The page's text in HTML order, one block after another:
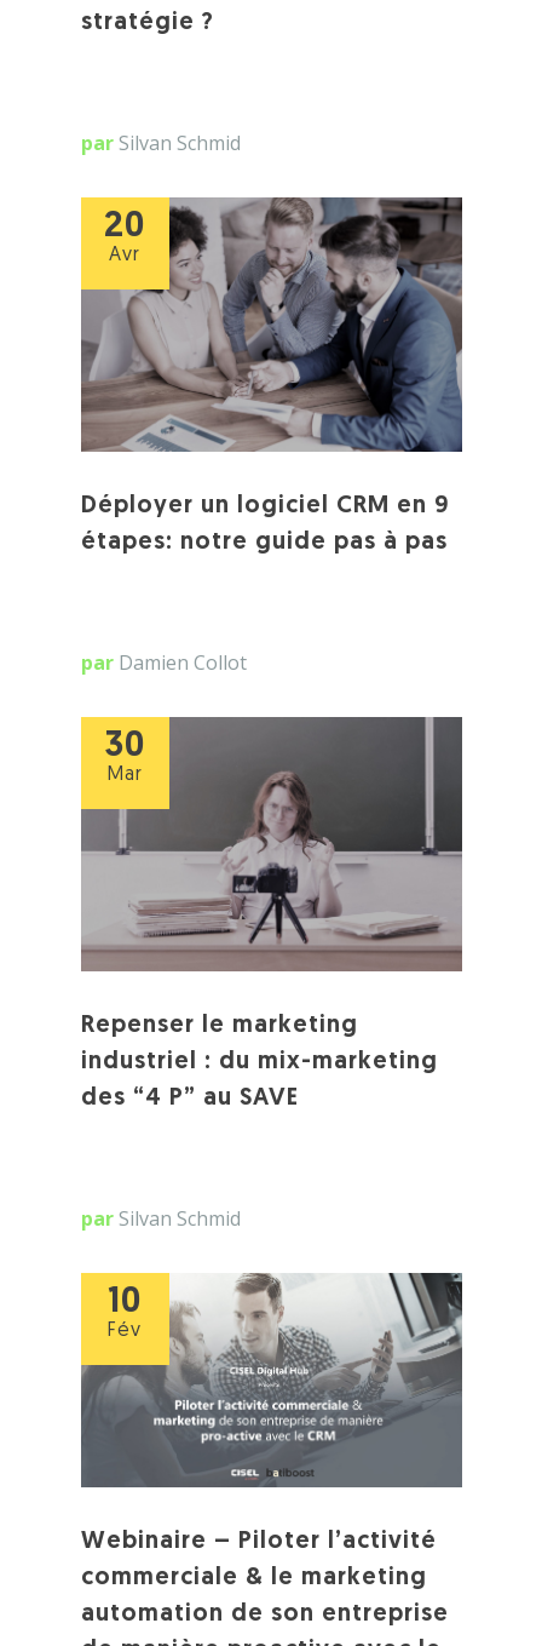
stratégie ?
par Silvan Schmid
20
Avr
Déployer un logiciel CRM en 9
étapes: notre guide pas à pas
par Damien Collot
30
Mar
Repenser le marketing
industriel : du mix-marketing
des “4 P” au SAVE
par Silvan Schmid
10
Fév
Webinaire – Piloter l’activité
commerciale & le marketing
automation de son entreprise